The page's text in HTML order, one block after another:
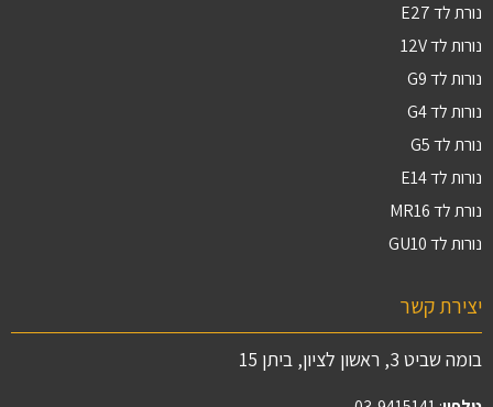
נורת לד E27
נורות לד 12V
נורות לד G9
נורות לד G4
נורת לד G5
נורות לד E14
נורת לד MR16
נורות לד GU10
יצירת קשר
בומה שביט 3, ראשון לציון, ביתן 15